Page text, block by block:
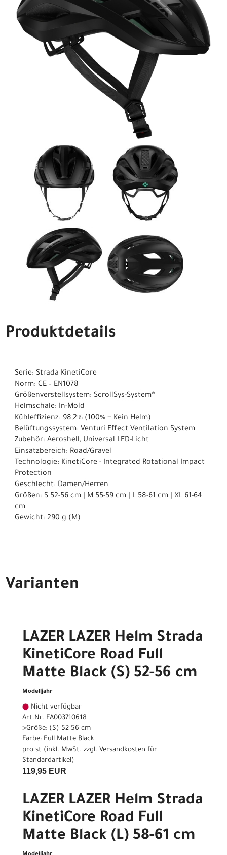
Produktdetails
Serie: Strada KinetiCore
Norm: CE – EN1078
Größenverstellsystem: ScrollSys-System®
Helmschale: In-Mold
Kühleffizienz: 98,2% (100% = Kein Helm)
Belüftungssystem: Venturi Effect Ventilation System
Zubehör: Aeroshell, Universal LED-Licht
Einsatzbereich: Road/Gravel
Technologie: KinetiCore - Integrated Rotational Impact
Protection
Geschlecht: Damen/Herren
Größen: S 52-56 cm | M 55-59 cm | L 58-61 cm | XL 61-64
cm
Gewicht: 290 g (M)
Varianten
LAZER LAZER Helm Strada
KinetiCore Road Full
Matte Black (S) 52-56 cm
Modelljahr
Nicht verfügbar
Art.Nr. FA003710618
>Größe: (S) 52-56 cm
Farbe: Full Matte Black
pro st (inkl. MwSt. zzgl. Versandkosten für
Standardartikel)
119,95 EUR
LAZER LAZER Helm Strada
KinetiCore Road Full
Matte Black (L) 58-61 cm